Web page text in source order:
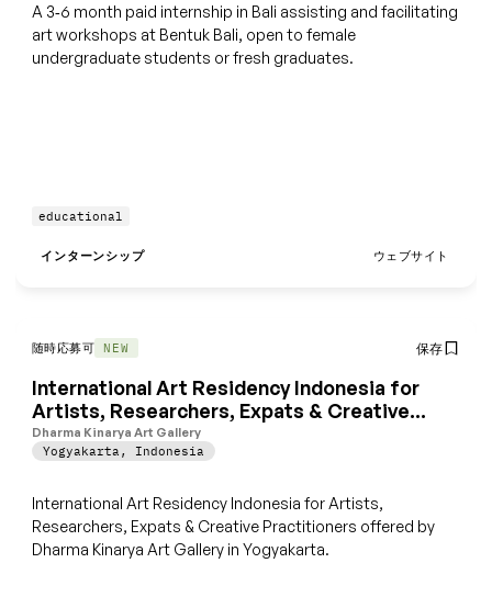
A 3‑6 month paid internship in Bali assisting and facilitating
art workshops at Bentuk Bali, open to female
undergraduate students or fresh graduates.
educational
インターンシップ ウェブサイト
随時応募可 NEW 保存
International Art Residency Indonesia for
Artists, Researchers, Expats & Creative
Practitioners
Dharma Kinarya Art Gallery
Yogyakarta , Indonesia
International Art Residency Indonesia for Artists,
Researchers, Expats & Creative Practitioners offered by
Dharma Kinarya Art Gallery in Yogyakarta.